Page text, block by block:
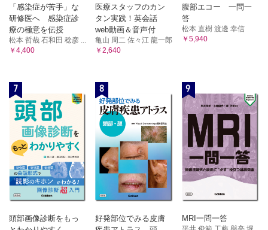
「感染症が苦手」な
研修医へ 感染症診
療の極意を伝授
松本 哲哉 石和田 稔彦 ...
￥4,400
医療スタッフのカン
タン実践！英会話
web動画＆音声付
亀山 周二 佐々江 龍一郎
￥2,640
腹部エコー 一問一
答
松本 直樹 渡邊 幸信
￥5,940
7
頭部画像診断をもっ
8
好発部位でみる皮膚
9
MRI一問一答